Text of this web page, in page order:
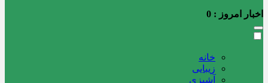
اخبار امروز : 0
خانه
زیبایی
آشپزی